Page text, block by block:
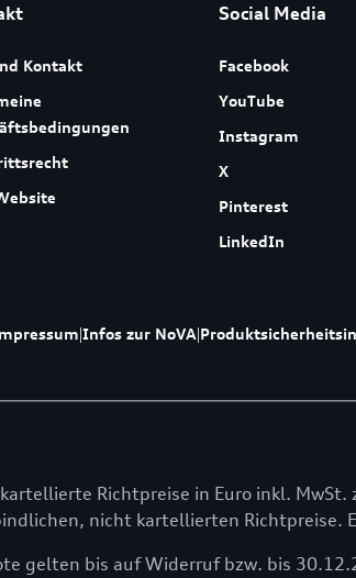
Kontakt
Social Media
Facebook
YouTube
Instagram
X
Pinterest
LinkedIn
|Infos zur NoVA|
Richtpreise in Euro inkl.
nicht kartellierten
gelten bis auf Widerruf bzw. bis